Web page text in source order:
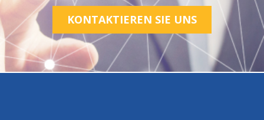
KONTAKTIEREN SIE UNS